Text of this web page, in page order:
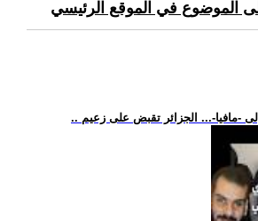
الموضوع في الموقع الرئيسي
-مافيا-... الجزائر تقبض على زعيم